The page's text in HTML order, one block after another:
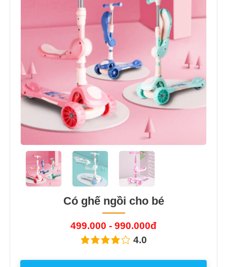
Có ghế ngồi cho bé
499.000 - 990.000đ
4.0